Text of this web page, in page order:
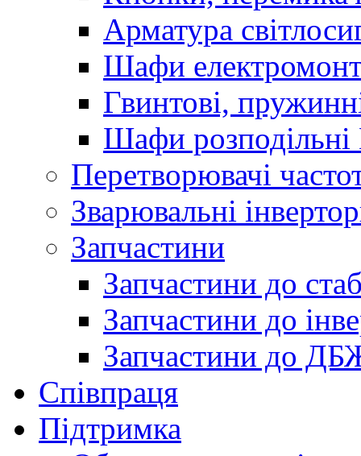
Арматура
Шафи
Гвинтові,
Шафи розподільні
Перетворювачі
Зварювальні
Запчастини
Запчастини до
Запчастини до
Запчастини до
Співпраця
Підтримка